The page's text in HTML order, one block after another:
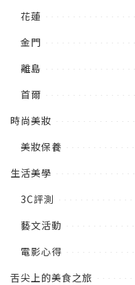
花蓮
金門
離島
首爾
時尚美妝
美妝保養
生活美學
3C評測
藝文活動
電影心得
舌尖上的美食之旅